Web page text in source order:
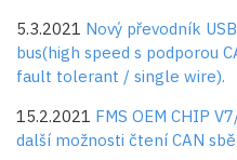
5.3.2021 Nový převodník
bus(high speed s podporou
fault tolerant / single wire).
15.2.2021 FMS OEM CHIP
další možnosti čtení CAN